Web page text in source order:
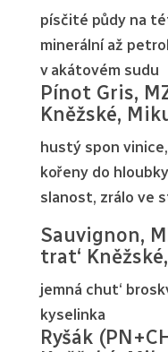
písčité půdy na
minerální až
v akátovém sudu
Pínot Gris,
Kněžské,
hustý spon
kořeny do
slanost, zrálo ve
Sauvignon,
trat‘
jemná chut‘
kyselinka
Ryšák